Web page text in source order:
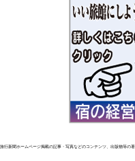
旅行新聞ホームページ掲載の記事・写真などのコンテンツ、出版物等の著